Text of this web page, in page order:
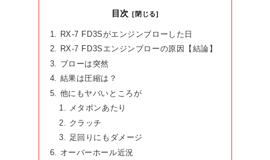
目次
RX-7 FD3Sがエンジンブローした日
RX-7 FD3Sエンジンブローの原因【結論】
ブローは突然
結果は圧縮は？
他にもヤバいところが
メタポンあたり
クラッチ
足回りにもダメージ
オーバーホール近況